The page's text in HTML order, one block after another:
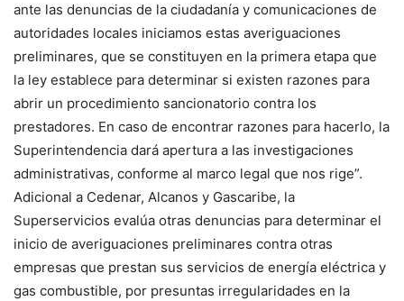
ante las denuncias de la ciudadanía y comunicaciones de
autoridades locales iniciamos estas averiguaciones
preliminares, que se constituyen en la primera etapa que
la ley establece para determinar si existen razones para
abrir un procedimiento sancionatorio contra los
prestadores. En caso de encontrar razones para hacerlo, la
Superintendencia dará apertura a las investigaciones
administrativas, conforme al marco legal que nos rige”.
Adicional a Cedenar, Alcanos y Gascaribe, la
Superservicios evalúa otras denuncias para determinar el
inicio de averiguaciones preliminares contra otras
empresas que prestan sus servicios de energía eléctrica y
gas combustible, por presuntas irregularidades en la